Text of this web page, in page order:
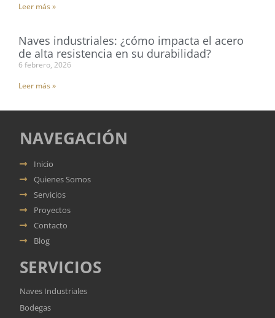
Leer más »
Naves industriales: ¿cómo impacta el acero
de alta resistencia en su durabilidad?
6 febrero, 2026
Leer más »
NAVEGACIÓN
Inicio
Quienes Somos
Servicios
Proyectos
Contacto
Blog
SERVICIOS
Naves Industriales
Bodegas